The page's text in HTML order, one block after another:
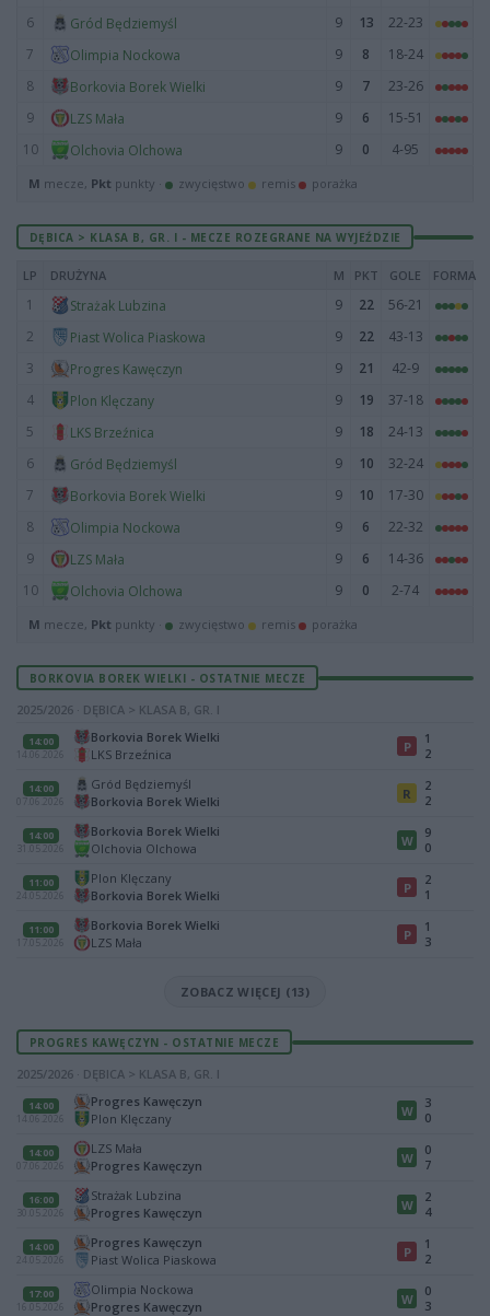
6
Gród Będziemyśl 9 13
22-23
7
Olimpia Nockowa 9 8
18-24
8
Borkovia Borek Wielki 9 7
23-26
9
LZS Mała 9 6
15-51
10
Olchovia Olchowa 9 0 4-95
M mecze, Pkt punkty · zwycięstwo remis porażka
DĘBICA > KLASA B, GR. I - MECZE ROZEGRANE NA WYJEŹDZIE
LP DRUŻYNA M PKT GOLE FORMA
1 Strażak Lubzina 9 22
56-21
2
Piast Wolica Piaskowa 9 22
43-13
3
Progres Kawęczyn 9 21
42-9
4
Plon Klęczany 9 19
37-18
5
LKS Brzeźnica 9 18
24-13
6
Gród Będziemyśl 9 10
32-24
7
Borkovia Borek Wielki 9 10
17-30
8
Olimpia Nockowa 9 6
22-32
9
LZS Mała 9 6
14-36
10
Olchovia Olchowa 9 0 2-74
M mecze, Pkt punkty · zwycięstwo remis porażka
BORKOVIA BOREK WIELKI - OSTATNIE MECZE
2025/2026 · DĘBICA > KLASA B, GR. I
14:00
14.06.2026
Borkovia Borek Wielki
LKS Brzeźnica
P
1
2
14:00
07.06.2026
Gród Będziemyśl
Borkovia Borek Wielki
R
2
2
14:00
31.05.2026
Borkovia Borek Wielki
Olchovia Olchowa
W
9
0
11:00
24.05.2026
Plon Klęczany
Borkovia Borek Wielki
P
2
1
11:00
17.05.2026
Borkovia Borek Wielki
LZS Mała
P
1
3
ZOBACZ WIĘCEJ (13)
PROGRES KAWĘCZYN - OSTATNIE MECZE
2025/2026 · DĘBICA > KLASA B, GR. I
14:00
14.06.2026
Progres Kawęczyn
Plon Klęczany
W
3
0
14:00
07.06.2026
LZS Mała
Progres Kawęczyn
W
0
7
16:00
30.05.2026
Strażak Lubzina
Progres Kawęczyn
W
2
4
14:00
24.05.2026
Progres Kawęczyn
Piast Wolica Piaskowa
P
1
2
17:00
16.05.2026
Olimpia Nockowa
Progres Kawęczyn
W
0
3